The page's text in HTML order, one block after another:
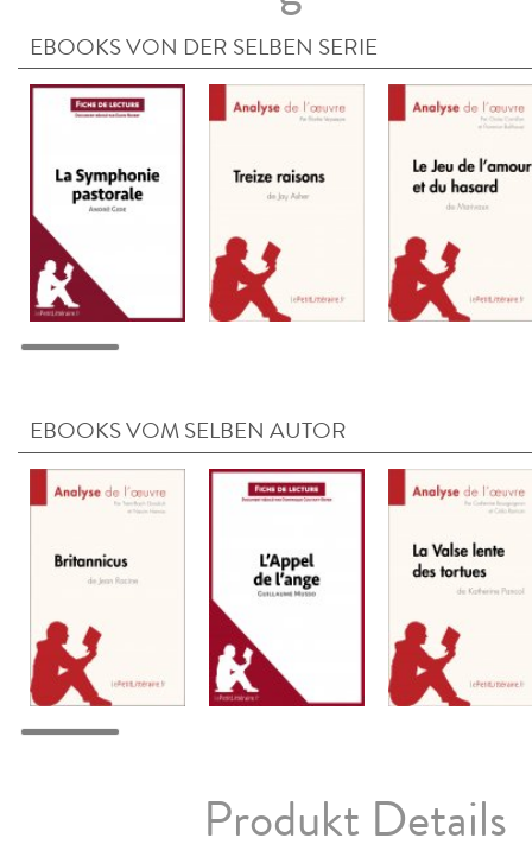
EBOOKS VON DER SELBEN SERIE
EBOOKS VOM SELBEN AUTOR
Produkt Details